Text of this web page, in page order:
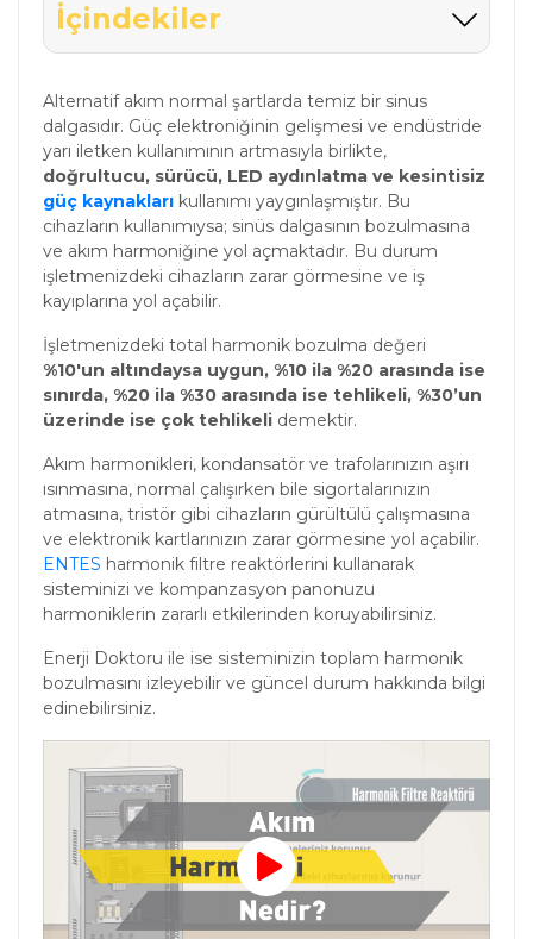
İçindekiler
Alternatif akım normal şartlarda temiz bir sinus
dalgasıdır. Güç elektroniğinin gelişmesi ve endüstride
yarı iletken kullanımının artmasıyla birlikte,
doğrultucu, sürücü, LED aydınlatma ve kesintisiz
güç kaynakları kullanımı yaygınlaşmıştır. Bu
cihazların kullanımıysa; sinüs dalgasının bozulmasına
ve akım harmoniğine yol açmaktadır. Bu durum
işletmenizdeki cihazların zarar görmesine ve iş
kayıplarına yol açabilir.
İşletmenizdeki total harmonik bozulma değeri
%10'un altındaysa uygun, %10 ila %20 arasında ise
sınırda, %20 ila %30 arasında ise tehlikeli, %30’un
üzerinde ise çok tehlikeli demektir.
Akım harmonikleri, kondansatör ve trafolarınızın aşırı
ısınmasına, normal çalışırken bile sigortalarınızın
atmasına, tristör gibi cihazların gürültülü çalışmasına
ve elektronik kartlarınızın zarar görmesine yol açabilir.
ENTES harmonik filtre reaktörlerini kullanarak
sisteminizi ve kompanzasyon panonuzu
harmoniklerin zararlı etkilerinden koruyabilirsiniz.
Enerji Doktoru ile ise sisteminizin toplam harmonik
bozulmasını izleyebilir ve güncel durum hakkında bilgi
edinebilirsiniz.